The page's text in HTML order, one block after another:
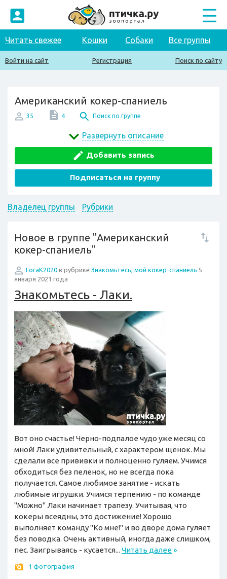
Читать свежее Кошки Собаки Все группы
Войти на сайт Регистрация Поиск по сайту
Американский кокер-спаниель
35 4 Поиск по группе
Развернуть описание
Добавить запись
Подписаться на группу
Владелец группы Рубрики
Новое в группе "Американский
кокер-спаниель"
LoraK2020 в рубрике Знакомьтесь, мой кокер-спаниель 5
января 2021 года
Знакомьтесь - Лаки.
Вот оно счастье! Черно-подпалое чудо уже месяц со
мной! Лаки удивительный, с характером щенок. Мы
сделали все прививки и полноценно гуляем. Учимся
обходиться без пеленок, но не всегда пока
получается. Самое любимое занятие - искать
любимые игрушки. Учимся терпению - по команде
"Можно" Лаки начинает трапезу. Учитывая, что
кокеры всеядны, это достижение! Хорошо
выполняет команду "Ко мне!" и во дворе дома гуляет
без поводка. Очень активный, иногда даже слишком,
пес. Заигрываясь - кусается... Читать далее»
1 фотография